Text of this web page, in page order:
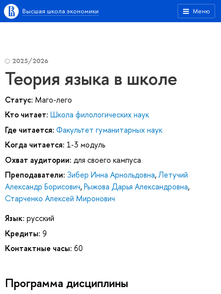
Меню
Высшая школа экономики
2025/2026
Теория языка в школе
Статус: Маго-лего
Кто читает: Школа филологических наук
Где читается: Факультет гуманитарных наук
Когда читается: 1-3 модуль
Охват аудитории: для своего кампуса
Преподаватели: Зибер Инна Арнольдовна,Летучий
Александр Борисович,Рыжова Дарья Александровна,
Старченко Алексей Миронович
Язык: русский
Кредиты: 9
Контактные часы: 60
Программа дисциплины